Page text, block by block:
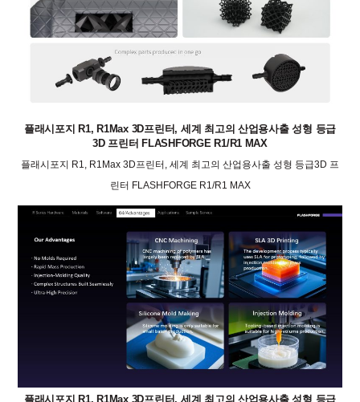
플래시포지 R1, R1Max 3D프린터, 세계 최고의 산업용사출 성형 등급
3D 프린터 FLASHFORGE R1/R1 MAX
플래시포지 R1, R1Max 3D프린터, 세계 최고의 산업용사출 성형 등급3D 프
린터 FLASHFORGE R1/R1 MAX
플래시포지 R1, R1Max 3D프린터, 세계 최고의 산업용사출 성형 등급